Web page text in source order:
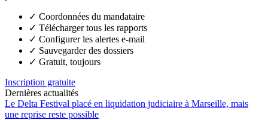
✓ Coordonnées du mandataire
✓ Télécharger tous les rapports
✓ Configurer les alertes e-mail
✓ Sauvegarder des dossiers
✓ Gratuit, toujours
Inscription gratuite
Dernières actualités
Le Delta Festival placé en liquidation judiciaire à Marseille, mais
une reprise reste possible